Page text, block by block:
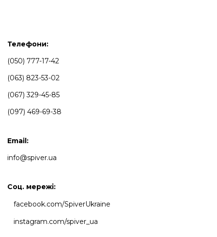
Телефони:
(050) 777-17-42
(063) 823-53-02
(067) 329-45-85
(097) 469-69-38
Email:
info@spiver.ua
Cоц. мережі:
facebook.com/SpiverUkraine
instagram.com/spiver_ua